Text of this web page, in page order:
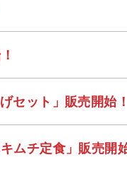
セット」販売開始！
ムチ定食」販売開